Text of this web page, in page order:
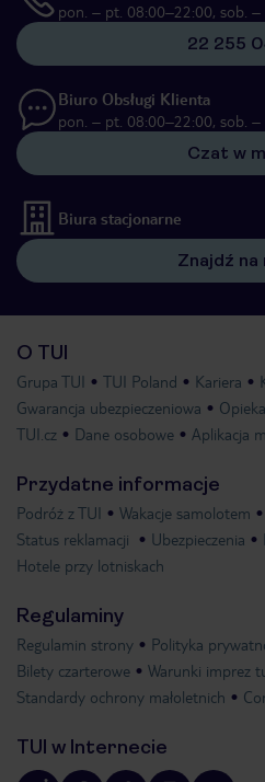
pon. – pt. 08:00–22:00, sob.
22 255
Biuro Obsługi Klienta
pon. – pt. 08:00–22:00, sob.
Czat w
Biura stacjonarne
Znajdź na
O TUI
Grupa TUI TUI Poland Kariera
Gwarancja ubezpieczeniowa
TUI.cz
Dane osobowe Aplikacja
Przydatne informacje
Podróż z TUI Wakacje samolotem
Status reklamacji
Ubezpieczenia
Hotele przy lotniskach
Regulaminy
Regulamin strony Polityka
Bilety czarterowe
Warunki imprez
Standardy ochrony małoletnich
TUI w Internecie